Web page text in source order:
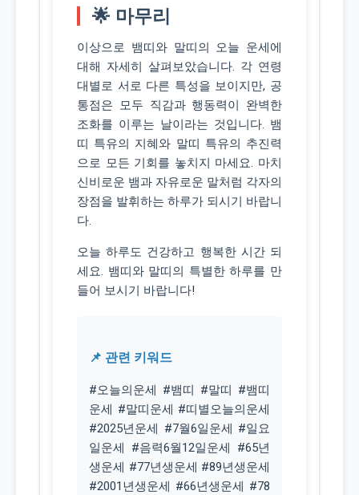
🌟 마무리
이상으로 뱀띠와 말띠의 오늘 운세에
대해 자세히 살펴보았습니다. 각 연령
대별로 서로 다른 특성을 보이지만, 공
통점은 모두 직감과 행동력이 완벽한
조화를 이루는 날이라는 것입니다. 뱀
띠 특유의 지혜와 말띠 특유의 추진력
으로 모든 기회를 놓치지 마세요. 마치
신비로운 뱀과 자유로운 말처럼 각자의
장점을 발휘하는 하루가 되시기 바랍니
다.
오늘 하루도 건강하고 행복한 시간 되
세요. 뱀띠와 말띠의 특별한 하루를 만
들어 보시기 바랍니다!
📌 관련 키워드
#오늘의운세 #뱀띠 #말띠 #뱀띠
운세 #말띠운세 #띠별오늘의운세
#2025년운세 #7월6일운세 #일요
일운세 #음력6월12일운세 #65년
생운세 #77년생운세 #89년생운세
#2001년생운세 #66년생운세 #78